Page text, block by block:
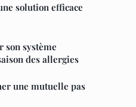
solution efficace
son système
des allergies
une mutuelle pas